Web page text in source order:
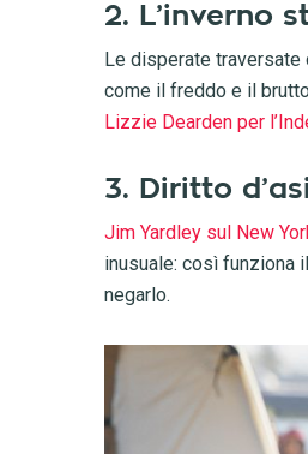
2. L’inverno
Le disperate traversate
come il freddo e il
Lizzie Dearden per
3. Diritto
Jim Yardley sul New
inusuale: così funziona
negarlo.